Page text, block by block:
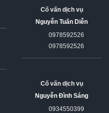
Cố vấn dịch vụ
Nguyễn Tuấn Diễn
0978592526
0978592526
Cố vấn dịch vụ
Nguyễn Đình Sáng
0934550399